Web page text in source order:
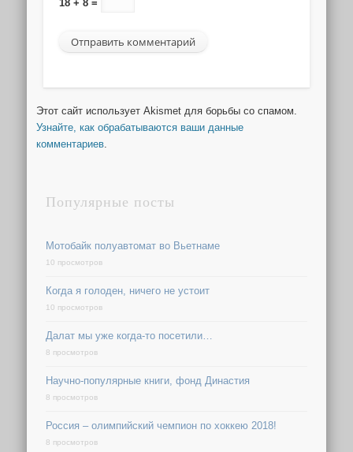
18 + 8 =
Этот сайт использует Akismet для борьбы со спамом.
Узнайте, как обрабатываются ваши данные
комментариев.
Популярные посты
Мотобайк полуавтомат во Вьетнаме
10 просмотров
Когда я голоден, ничего не устоит
10 просмотров
Далат мы уже когда-то посетили…
8 просмотров
Научно-популярные книги, фонд Династия
8 просмотров
Россия – олимпийский чемпион по хоккею 2018!
8 просмотров